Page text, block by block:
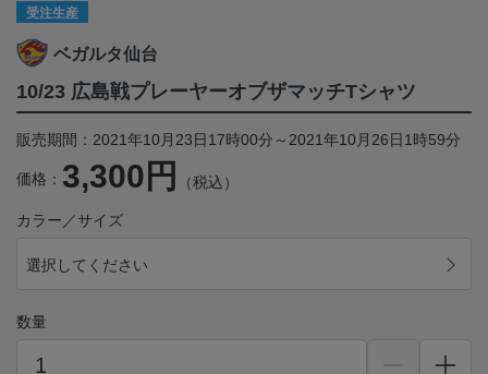
受注生産
ベガルタ仙台
10/23 広島戦プレーヤーオブザマッチTシャツ
販売期間：2021年10月23日17時00分～2021年10月26日1時59分
価格： 3,300円 （税込）
カラー／サイズ
選択してください
数量